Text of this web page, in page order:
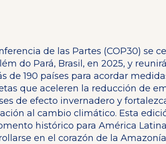
de las Partes (COP30) se
do Pará, Brasil, en 2025, y
de 190 países para acordar
que aceleren la reducción de
de efecto invernadero y
al cambio climático. Esta
histórico para América
en el corazón de la